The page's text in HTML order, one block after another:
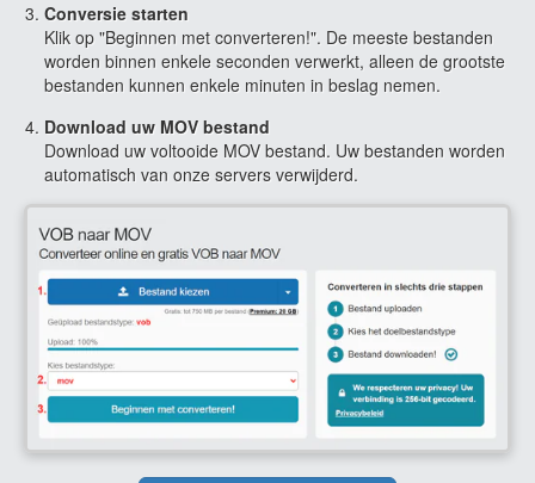
Conversie starten
Klik op "Beginnen met converteren!". De meeste bestanden
worden binnen enkele seconden verwerkt, alleen de grootste
bestanden kunnen enkele minuten in beslag nemen.
Download uw MOV bestand
Download uw voltooide MOV bestand. Uw bestanden worden
automatisch van onze servers verwijderd.